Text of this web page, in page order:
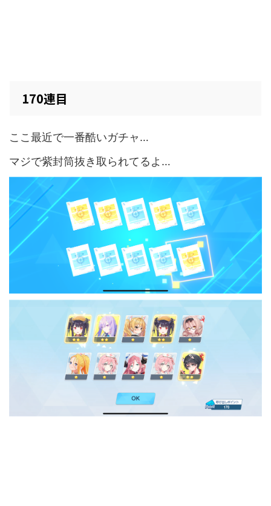
170連目
ここ最近で一番酷いガチャ…
マジで紫封筒抜き取られてるよ…